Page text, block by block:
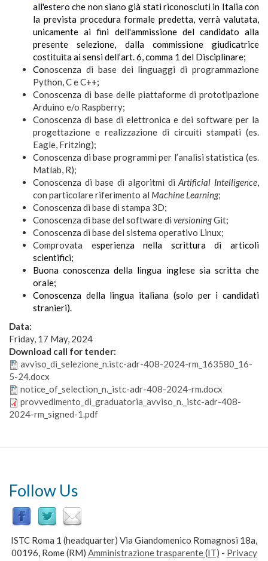
all'estero che non siano già stati riconosciuti in Italia con
la prevista procedura formale predetta, verrà valutata,
unicamente ai fini dell'ammissione del candidato alla
presente selezione, dalla commissione giudicatrice
costituita ai sensi dell’art. 6, comma 1 del Disciplinare;
Conoscenza di base dei linguaggi di programmazione
Python, C e C++;
Conoscenza di base delle piattaforme di prototipazione
Arduino e/o Raspberry;
Conoscenza di base di elettronica e dei software per la
progettazione e realizzazione di circuiti stampati (es.
Eagle, Fritzing);
Conoscenza di base programmi per l’analisi statistica (es.
Matlab, R);
Conoscenza di base di algoritmi diArtificial Intelligence
con particolare riferimento al Machine Learning;
Conoscenza di base di stampa 3D;
Conoscenza di base del software di versioningGit;
Conoscenza di base del sistema operativo Linux;
Comprovata esperienza nella scrittura di articoli
scientifici;
Buona conoscenza della lingua inglese sia scritta che
orale;
Conoscenza della lingua italiana (solo per i candidati
stranieri).
Data:
Friday, 17 May, 2024
Download call for tender:
avviso_di_selezione_n.istc-adr-408-2024-rm_163580_16-
5-24.docx
notice_of_selection_n._istc-adr-408-2024-rm.docx
provvedimento_di_graduatoria_avviso_n._istc-adr-408-
2024-rm_signed-1.pdf
Follow Us
ISTC Roma 1 (headquarter) Via Giandomenico Romagnosi 18a,
00196, Rome (RM) Amministrazione trasparente(IT) - Privacy